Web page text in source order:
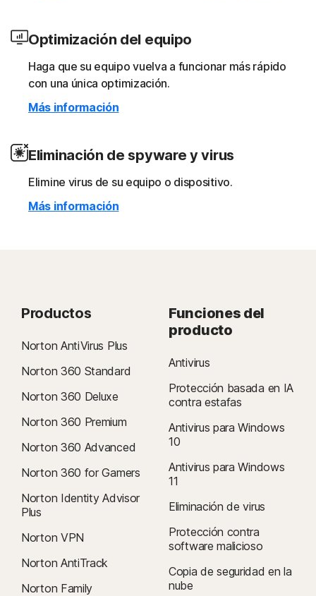
Optimización del equipo
Haga que su equipo vuelva a funcionar más rápido
con una única optimización.
Más información
Eliminación de spyware y virus
Elimine virus de su equipo o dispositivo.
Más información
Productos
Norton AntiVirus Plus
Norton 360 Standard
Norton 360 Deluxe
Norton 360 Premium
Norton 360 Advanced
Norton 360 for Gamers
Norton Identity Advisor
Plus
Norton VPN
Norton AntiTrack
Norton Family
Funciones del
producto
Antivirus
Protección basada en IA
contra estafas
Antivirus para Windows
10
Antivirus para Windows
11
Eliminación de virus
Protección contra
software malicioso
Copia de seguridad en la
nube